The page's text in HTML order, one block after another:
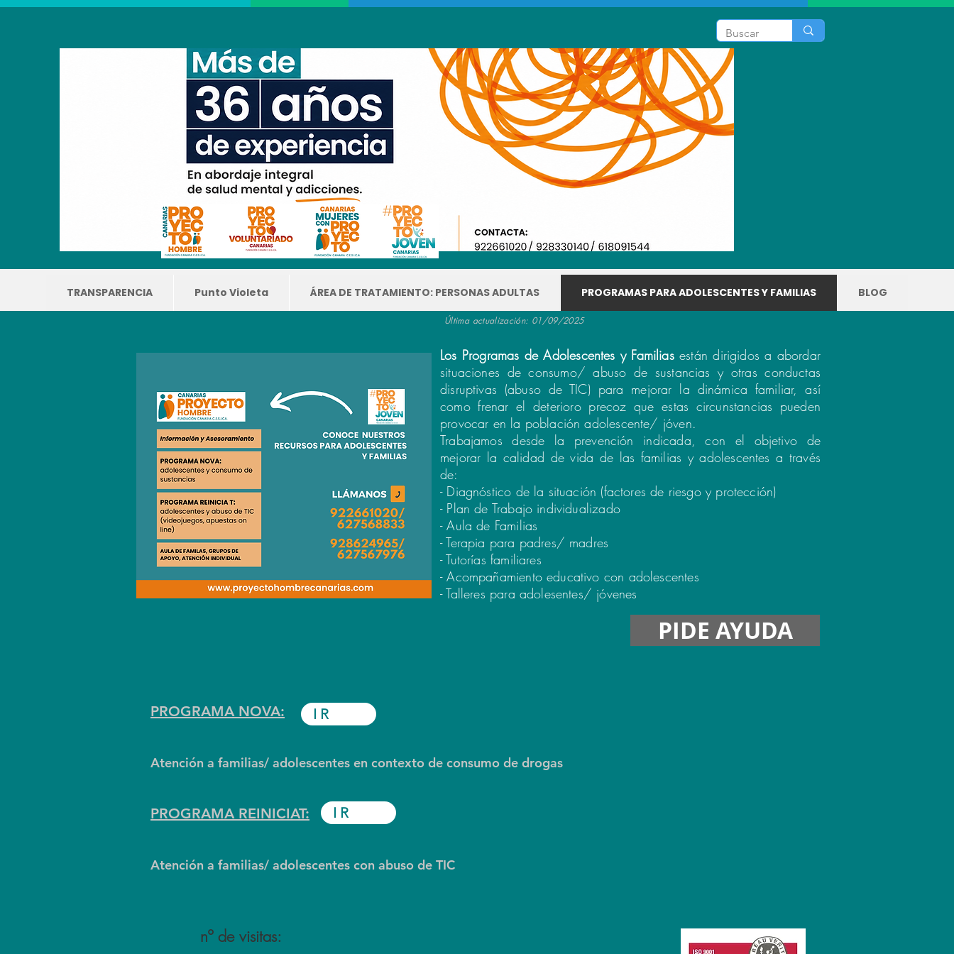
TRANSPARENCIA Punto Violeta ÁREA DE TRATAMIENTO: PERSONAS ADULTAS PROGRAMAS PARA ADOLESCENTES Y FAMILIAS BLOG
Última actualización: 01/09/2025
Los Programas de Adolescentes y Familiasestán dirigidos a abordar
situaciones de consumo/ abuso de sustancias y otras conductas
disruptivas (abuso de TIC) para mejorar la dinámica familiar, así
como frenar el deterioro precoz que estas circunstancias pueden
provocar en la población adolescente/ jóven.
Trabajamos desde la prevención indicada, con el objetivo de
mejorar la calidad de vida de las familias y adolescentes a través
de:
- Diagnóstico de la situación (factores de riesgo y protección)
- Plan de Trabajo individualizado
- Aula de Familias
- Terapia para padres/ madres
- Tutorías familiares
- Acompañamiento educativo con adolescentes
- Talleres para adolesentes/ jóvenes
PIDE AYUDA
PROGRAMA NOVA:
Atención a familias/ adolescentes en contexto de consumo de drogas
PROGRAMA REINICIAT:
Atención a familias/ adolescentes con abuso de TIC
IR
IR
nº de visitas: